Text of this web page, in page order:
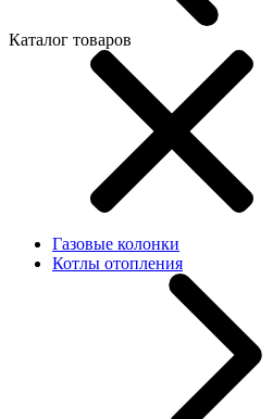
Каталог товаров
Газовые колонки
Котлы отопления